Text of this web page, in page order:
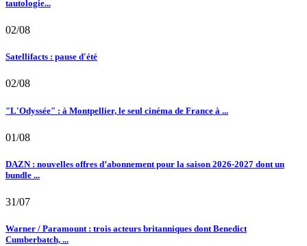
tautologie...
02/08
Satellifacts : pause d'été
02/08
"L'Odyssée" : à Montpellier, le seul cinéma de France à ...
01/08
DAZN : nouvelles offres d’abonnement pour la saison 2026-2027 dont un
bundle ...
31/07
Warner / Paramount : trois acteurs britanniques dont Benedict
Cumberbatch, ...